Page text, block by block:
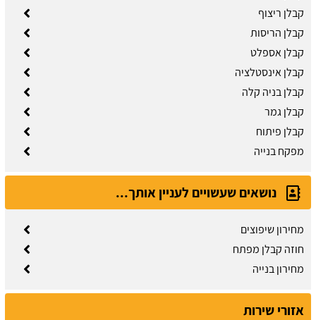
קבלן ריצוף
קבלן הריסות
קבלן אספלט
קבלן אינסטלציה
קבלן בניה קלה
קבלן גמר
קבלן פיתוח
מפקח בנייה
נושאים שעשויים לעניין אותך...
מחירון שיפוצים
חוזה קבלן מפתח
מחירון בנייה
אזורי שירות